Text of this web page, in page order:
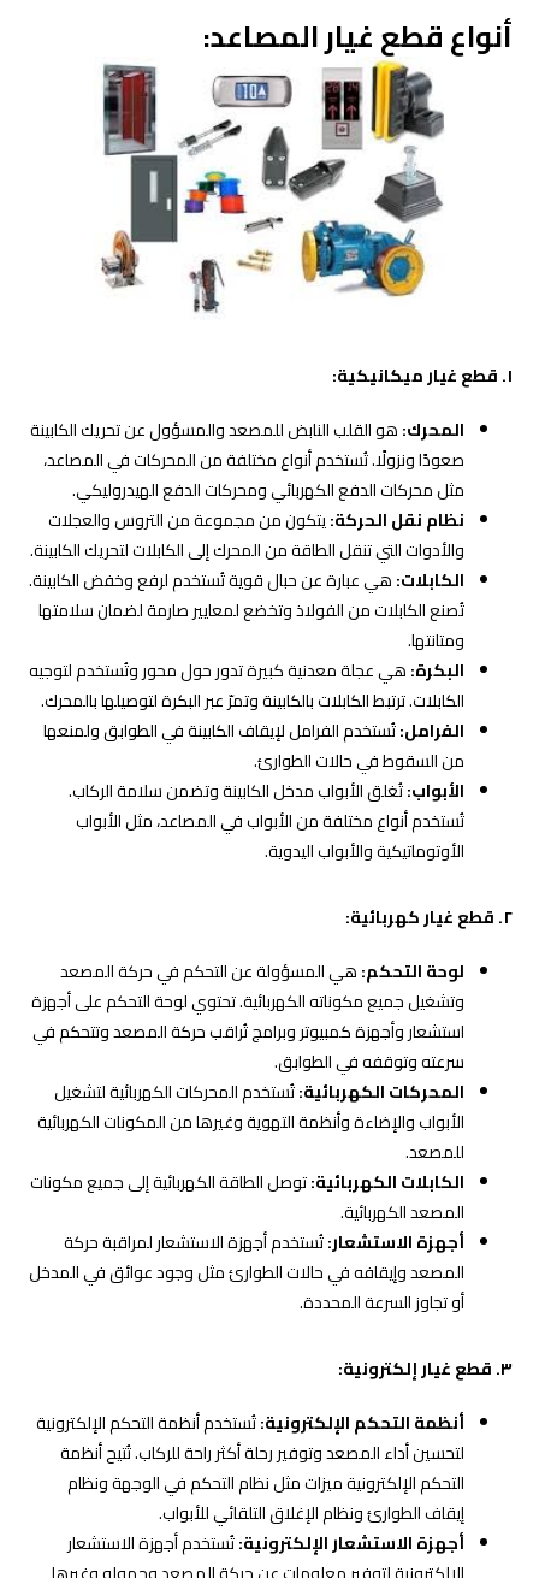
أنواعقطع غيار المصاعد:
١. قطع غيار ميكانيكية:
المحرك:هو القلب النابض للمصعد والمسؤول عن تحريك الكابينة
صعودًا ونزولًا. تُستخدم أنواع مختلفة من المحركات في المصاعد،
مثل محركات الدفع الكهربائي ومحركات الدفع الهيدروليكي.
نظام نقل الحركة:يتكون من مجموعة من التروس والعجلات
والأدوات التي تنقل الطاقة من المحرك إلى الكابلات لتحريك الكابينة.
الكابلات:هي عبارة عن حبال قوية تُستخدم لرفع وخفض الكابينة.
تُصنع الكابلات من الفولاذ وتخضع لمعايير صارمة لضمان سلامتها
ومتانتها.
البكرة:هي عجلة معدنية كبيرة تدور حول محور وتُستخدم لتوجيه
الكابلات. ترتبط الكابلات بالكابينة وتمرّ عبر البكرة لتوصيلها بالمحرك.
الفرامل:تُستخدم الفرامل لإيقاف الكابينة في الطوابق ولمنعها
من السقوط في حالات الطوارئ.
الأبواب:تُغلق الأبواب مدخل الكابينة وتضمن سلامة الركاب.
تُستخدم أنواع مختلفة من الأبواب في المصاعد، مثل الأبواب
الأوتوماتيكية والأبواب اليدوية.
٢. قطع غيار كهربائية:
لوحة التحكم:هي المسؤولة عن التحكم في حركة المصعد
وتشغيل جميع مكوناته الكهربائية. تحتوي لوحة التحكم على أجهزة
استشعار وأجهزة كمبيوتر وبرامج تُراقب حركة المصعد وتتحكم في
سرعته وتوقفه في الطوابق.
المحركات الكهربائية:تُستخدم المحركات الكهربائية لتشغيل
الأبواب والإضاءة وأنظمة التهوية وغيرها من المكونات الكهربائية
للمصعد.
الكابلات الكهربائية:توصل الطاقة الكهربائية إلى جميع مكونات
المصعد الكهربائية.
أجهزة الاستشعار:تُستخدم أجهزة الاستشعار لمراقبة حركة
المصعد وإيقافه في حالات الطوارئ مثل وجود عوائق في المدخل
أو تجاوز السرعة المحددة.
٣. قطع غيار إلكترونية:
أنظمة التحكم الإلكترونية:تُستخدم أنظمة التحكم الإلكترونية
لتحسين أداء المصعد وتوفير رحلة أكثر راحة للركاب. تُتيح أنظمة
التحكم الإلكترونية ميزات مثل نظام التحكم في الوجهة ونظام
إيقاف الطوارئ ونظام الإغلاق التلقائي للأبواب.
أجهزة الاستشعار الإلكترونية:تُستخدم أجهزة الاستشعار